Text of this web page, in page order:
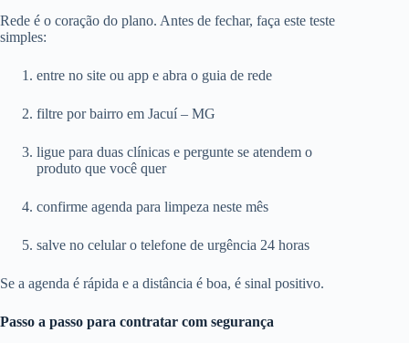
Rede é o coração do plano. Antes de fechar, faça este teste
simples:
entre no site ou app e abra o guia de rede
filtre por bairro em Jacuí – MG
ligue para duas clínicas e pergunte se atendem o
produto que você quer
confirme agenda para limpeza neste mês
salve no celular o telefone de urgência 24 horas
Se a agenda é rápida e a distância é boa, é sinal positivo.
Passo a passo para contratar com segurança